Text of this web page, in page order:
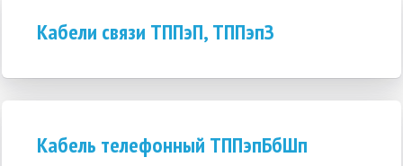
Кабели связи ТППэП, ТППэпЗ
Кабель телефонный ТППэпБбШп